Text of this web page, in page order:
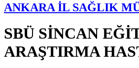
ANKARA İL SAĞLIK
SBÜ SİNCAN
ARAŞTIRMA